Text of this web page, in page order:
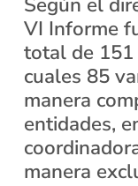
VI Informe
total de 151
cuales 85
manera
entidades,
manera